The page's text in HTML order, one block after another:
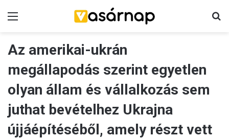
Az amerikai-ukrán
megállapodás szerint egyetlen
olyan állam és vállalkozás sem
juthat bevételhez Ukrajna
újjáépítéséből, amely részt vett